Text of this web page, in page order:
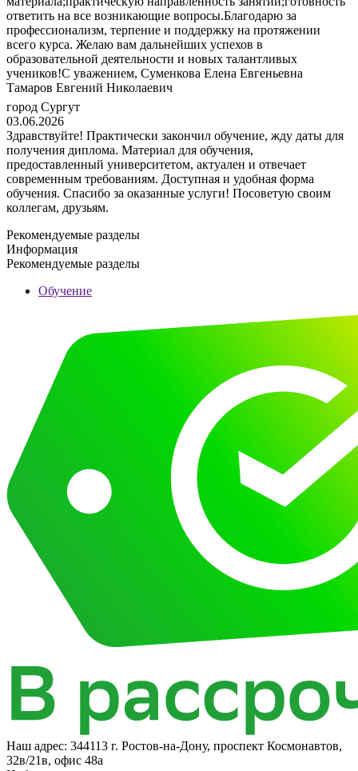
ответить на все возникающие вопросы.Благодарю за
профессионализм, терпение и поддержку на протяжении
всего курса. Желаю вам дальнейших успехов в
образовательной деятельности и новых талантливых
учеников!С уважением, Суменкова Елена Евгеньевна
Тамаров Евгений Николаевич
город Сургут
03.06.2026
Здравствуйте! Практически закончил обучение, жду даты для
получения диплома. Материал для обучения,
предоставленный университетом, актуален и отвечает
современным требованиям. Доступная и удобная форма
обучения. Спасибо за оказанные услуги! Посоветую своим
коллегам, друзьям.
Рекомендуемые разделы
Информация
Рекомендуемые разделы
Обучение
Наш адрес: 344113 г. Ростов-на-Дону, проспект Космонавтов,
32в/21в, офис 48а